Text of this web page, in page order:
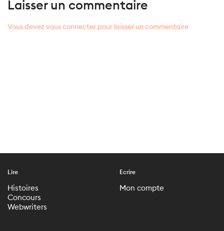
Laisser un commentaire
Vous devez vous connecter pour laisser un commentaire
Lire
Histoires
Concours
Webwriters
Ecrire
Mon compte